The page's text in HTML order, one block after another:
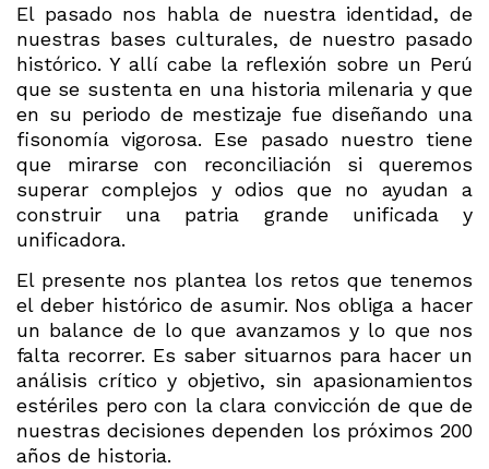
El pasado nos habla de nuestra identidad, de
nuestras bases culturales, de nuestro pasado
histórico. Y allí cabe la reflexión sobre un Perú
que se sustenta en una historia milenaria y que
en su periodo de mestizaje fue diseñando una
fisonomía vigorosa. Ese pasado nuestro tiene
que mirarse con reconciliación si queremos
superar complejos y odios que no ayudan a
construir una patria grande unificada y
unificadora.
El presente nos plantea los retos que tenemos
el deber histórico de asumir. Nos obliga a hacer
un balance de lo que avanzamos y lo que nos
falta recorrer. Es saber situarnos para hacer un
análisis crítico y objetivo, sin apasionamientos
estériles pero con la clara convicción de que de
nuestras decisiones dependen los próximos 200
años de historia.